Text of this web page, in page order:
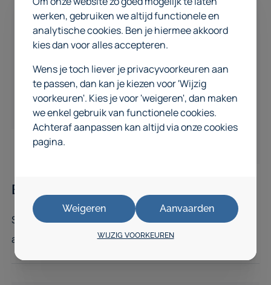
Bandenwagens
Selectie van bandenwagens van Fetra dat wij
aanbieden.
werken, gebruiken we altijd functionele en
analytische cookies. Ben je hiermee akkoord
kies dan voor alles accepteren.
Wens je toch liever je privacyvoorkeuren aan
te passen, dan kan je kiezen voor 'Wijzig
voorkeuren'. Kies je voor 'weigeren', dan maken
we enkel gebruik van functionele cookies.
Achteraf aanpassen kan altijd via onze cookies
pagina.
Weigeren Aanvaarden
WIJZIG VOORKEUREN